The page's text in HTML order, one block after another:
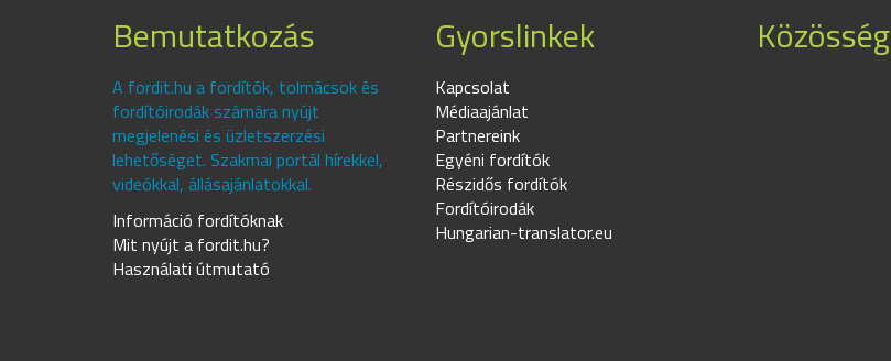
Bemutatkozás
A fordit.hu a fordítók, tolmácsok és
fordítóirodák számára nyújt
megjelenési és üzletszerzési
lehetőséget. Szakmai portál hírekkel,
videókkal, állásajánlatokkal.
Információ fordítóknak
Mit nyújt a fordit.hu?
Használati útmutató
Gyorslinkek
Kapcsolat
Médiaajánlat
Partnereink
Egyéni fordítók
Részidős fordítók
Fordítóirodák
Hungarian-translator.eu
Közösség